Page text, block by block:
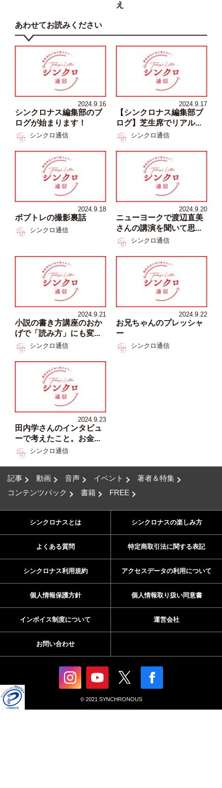
え
あわせてお読みください
2024.9.16
シンクロナス編集部のブ
ログが始まります！
シンクロ通信
2024.9.17
【シンクロナス編集部ブ
ログ】芝生席でリアル...
シンクロ通信
2024.9.18
ボブトレの撮影裏話
シンクロ通信
2024.9.20
ニューヨークで渡辺直美
さんの講演を聞いて思...
シンクロ通信
2024.9.21
小説の書き方講座のおか
げで「読み方」にも変...
シンクロ通信
2024.9.22
お兄ちゃんのプレッシャ
ー
シンクロ通信
2024.9.23
田内学さんのインタビュ
ーで考えたこと。お金...
シンクロ通信
記事 動画 音声 イベント
著者＆特集
コンテンツパック
書籍 FREE
シンクロナスとは シンクロナスの楽しみ方
よくある質問 特定商取引法に関する表記
シンクロナス利用規約 アクセスデータの利用について
個人情報保護方針 個人情報取り扱い同意書
インボイス制度について 運営会社
お問い合わせ
© 2021 SYNCHRONOUS